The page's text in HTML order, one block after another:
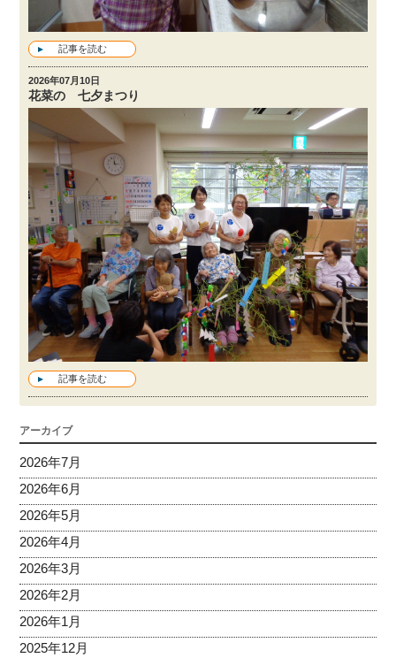
記事を読む
2026年07月10日
花菜の 七夕まつり
記事を読む
アーカイブ
2026年7月
2026年6月
2026年5月
2026年4月
2026年3月
2026年2月
2026年1月
2025年12月